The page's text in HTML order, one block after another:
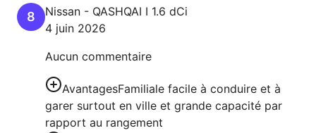
8 Nissan - QASHQAI I 1.6 dCi
4 juin 2026
Aucun commentaire
AvantagesFamiliale facile à conduire et à
garer surtout en ville et grande capacité par
rapport au rangement